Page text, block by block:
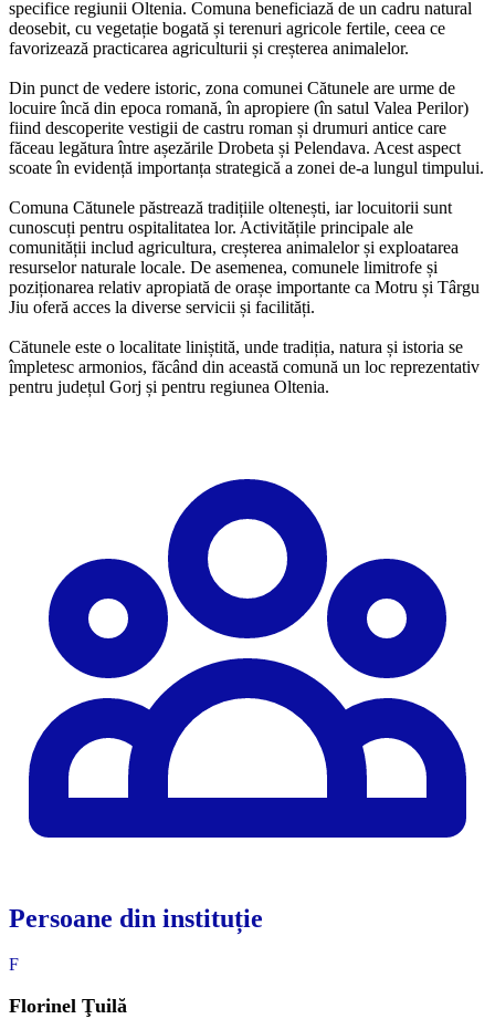
specifice regiunii Oltenia. Comuna beneficiază de un cadru natural
deosebit, cu vegetație bogată și terenuri agricole fertile, ceea ce
favorizează practicarea agriculturii și creșterea animalelor.
Din punct de vedere istoric, zona comunei Cătunele are urme de
locuire încă din epoca romană, în apropiere (în satul Valea Perilor)
fiind descoperite vestigii de castru roman și drumuri antice care
făceau legătura între așezările Drobeta și Pelendava. Acest aspect
scoate în evidență importanța strategică a zonei de-a lungul timpului.
Comuna Cătunele păstrează tradițiile oltenești, iar locuitorii sunt
cunoscuți pentru ospitalitatea lor. Activitățile principale ale
comunității includ agricultura, creșterea animalelor și exploatarea
resurselor naturale locale. De asemenea, comunele limitrofe și
poziționarea relativ apropiată de orașe importante ca Motru și Târgu
Jiu oferă acces la diverse servicii și facilități.
Cătunele este o localitate liniștită, unde tradiția, natura și istoria se
împletesc armonios, făcând din această comună un loc reprezentativ
pentru județul Gorj și pentru regiunea Oltenia.
Persoane din instituție
F
Florinel Ţuilă